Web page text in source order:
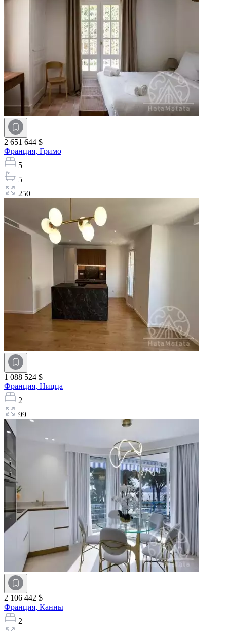
2 651 644 $
Франция, Гримо
5
5
250
1 088 524 $
Франция, Ницца
2
99
2 106 442 $
Франция, Канны
2